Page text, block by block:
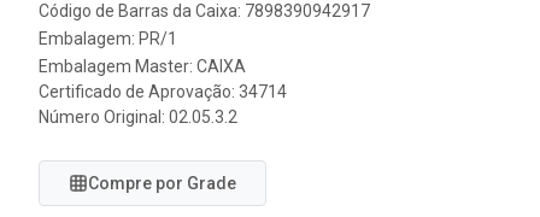
Código de Barras da Caixa: 7898390942917
Embalagem: PR/1
Embalagem Master: CAIXA
Certificado de Aprovação: 34714
Número Original: 02.05.3.2
Compre por Grade